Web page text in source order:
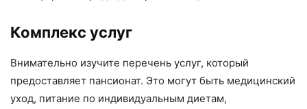
Комплекс услуг
Внимательно изучите перечень услуг, который
предоставляет пансионат. Это могут быть медицинский
уход, питание по индивидуальным диетам,